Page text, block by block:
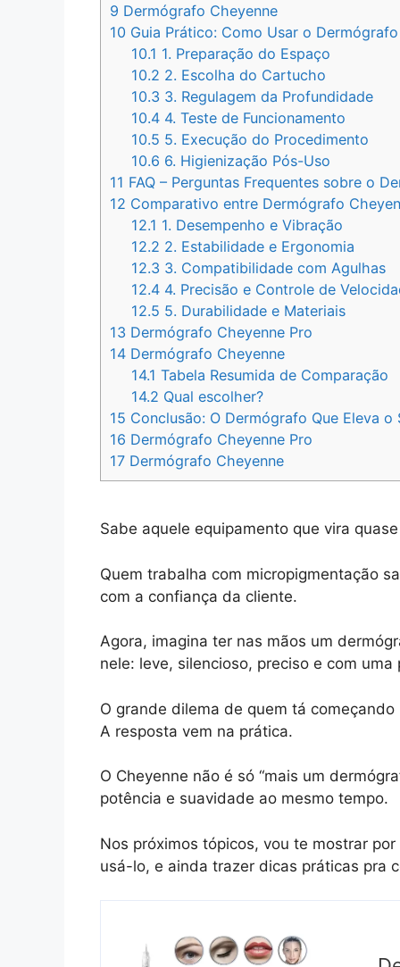
9 Dermógrafo Cheyenne
10 Guia Prático: Como Usar o
10.1 1. Preparação do Espaço
10.2 2. Escolha do Cartucho
10.3 3. Regulagem da Profundidade
10.4 4. Teste de Funcionamento
10.5 5. Execução do Procedimento
10.6 6. Higienização Pós-Uso
11 FAQ – Perguntas Frequentes sobre o
12 Comparativo entre Dermógrafo
12.1 1. Desempenho e Vibração
12.2 2. Estabilidade e Ergonomia
12.3 3. Compatibilidade com Agulhas
12.4 4. Precisão e Controle de
12.5 5. Durabilidade e Materiais
13 Dermógrafo Cheyenne Pro
14 Dermógrafo Cheyenne
14.1 Tabela Resumida de Comparação
14.2 Qual escolher?
15 Conclusão: O Dermógrafo Que Eleva o
16 Dermógrafo Cheyenne Pro
17 Dermógrafo Cheyenne
Sabe aquele equipamento que vira
Quem trabalha com micropigmentação
com a confiança da cliente.
Agora, imagina ter nas mãos um
nele: leve, silencioso, preciso e com
O grande dilema de quem tá
A resposta vem na prática.
O Cheyenne não é só “mais um
potência e suavidade ao mesmo tempo.
Nos próximos tópicos, vou te mostrar
usá-lo, e ainda trazer dicas práticas pra